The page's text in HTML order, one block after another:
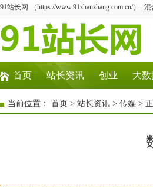
91站长网 （https://www.91zhanzhang.com.cn/）
首页 站长资讯 创业 大
当前位置： 首页 > 站长资讯 > 传媒 >